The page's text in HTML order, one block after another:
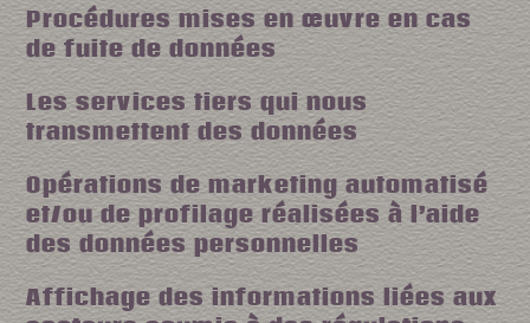
Procédures mises en œuvre en cas
de fuite de données
Les services tiers qui nous
transmettent des données
Opérations de marketing automatisé
et/ou de profilage réalisées à l’aide
des données personnelles
Affichage des informations liées aux